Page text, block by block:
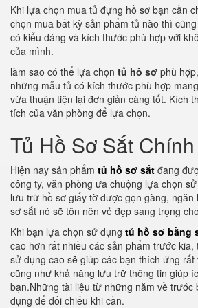
Khi lựa chọn mua tủ đựng hồ sơ bạn cần
chọn mua bất kỳ sản phẩm tủ nào thì
có kiểu dáng và kích thước phù hợp với
của mình.
làm sao có thể lựa chọn tủ hồ sơ phù
những mẫu tủ có kích thước phù hợp
vừa thuận tiện lại đơn giản càng tốt. Kích
tích của văn phòng để lựa chọn.
Tủ Hồ Sơ Sắt
Hiện nay sản phẩm tủ hồ sơ sắt đang
công ty, văn phòng ưa chuộng lựa chọn
lưu trữ hồ sơ giấy tờ được gọn gàng, ngăn
sơ sắt nó sẽ tôn nên vẻ đẹp sang trọng
Khi bạn lựa chọn sử dụng tủ hồ sơ bằng
cao hơn rất nhiều các sản phẩm trước kia,
sử dụng cao sẽ giúp các bạn thích ứng rất
cũng như khả năng lưu trữ thông tin giúp
bạn.Những tài liệu từ những năm về trước
dụng để đối chiếu khi cần.